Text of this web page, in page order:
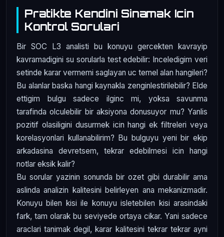
Pratikte Kendini Sinamak Icin
Kontrol Sorulari
Bir SOC L3 analisti bu konuyu gercekten kavrayip
kavramadigini su sorularla test edebilir: Inceledigim veri
setinde karar vermemi saglayan uc temel alan hangileri?
Bu alanlar baska hangi kaynakla zenginlestirilebilir? Elde
ettigim bulgu sadece ilginc mi, yoksa savunma
tarafinda olculebilir bir aksiyona donusuyor mu? Yanlis
pozitif olasiligini dusurmek icin hangi ek filtreleri veya
korelasyonlari kullanabilirim? Bu bulguyu yeni bir ekip
arkadasina devretsem, tekrar edebilmesi icin hangi
notlar eksik kalir?
Bu sorular yazinin sonunda bir ozet gibi durabilir ama
aslinda analizin kalitesini belirleyen ana mekanizmadir.
Konuyu bilen kisi ile konuyu isletebilen kisi arasindaki
fark, tam olarak bu seviyede ortaya cikar. Yani sadece
araclari tanimak degil, karar kalitesini tekrar tekrar ayni